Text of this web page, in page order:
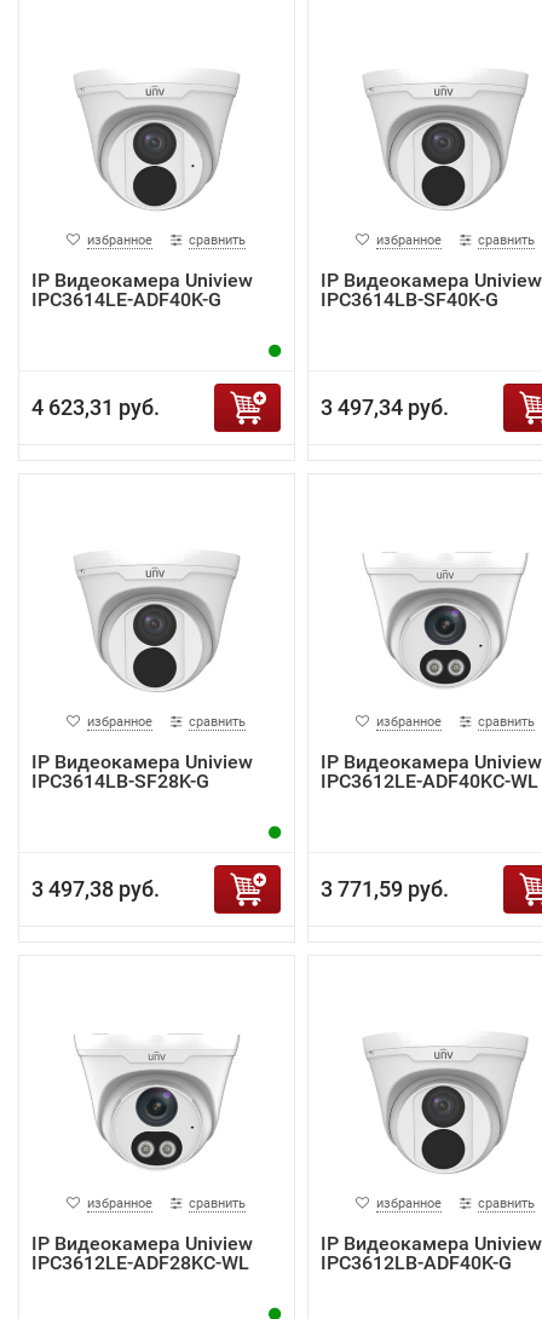
избранное сравнить
IP Видеокамера Uniview
IPC3614LE-ADF40K-G
4 623,31 руб.
избранное сравнить
IP Видеокамера Uniview
IPC3614LB-SF40K-G
3 497,34 руб.
избранное сравнить
IP Видеокамера Uniview
IPC3614LB-SF28K-G
3 497,38 руб.
избранное сравнить
IP Видеокамера Uniview
IPC3612LE-ADF40KC-WL
3 771,59 руб.
избранное сравнить
IP Видеокамера Uniview
IPC3612LE-ADF28KC-WL
избранное сравнить
IP Видеокамера Uniview
IPC3612LB-ADF40K-G